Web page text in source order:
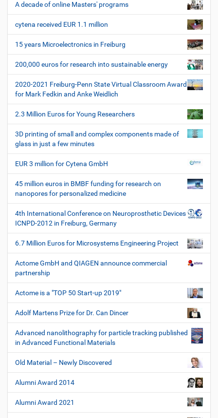
e
r
p
N
v
i
g
a
t
i
o
n
A decade of online Masters' programs
cytena received EUR 1.1 million
15 years Microelectronics in Freiburg
200,000 euros for research into sustainable energy
2020-2021 Freiburg-Penn State Virtual Classroom Award
for Mark Fedkin and Anke Weidlich
2.3 Million Euros for Young Researchers
3D printing of small and complex components made of
glass in just a few minutes
EUR 3 million for Cytena GmbH
45 million euros in BMBF funding for research on
nanopores for personalized medicine
4th International Conference on Neuroprosthetic Devices
ICNPD-2012 in Freiburg, Germany
6.7 Million Euros for Microsystems Engineering Project
Actome GmbH and QIAGEN announce commercial
partnership
Actome is a "TOP 50 Start-up 2019"
Adolf Martens Prize for Dr. Can Dincer
Advanced nanolithography for particle tracking published
in Advanced Functional Materials
Old Material – Newly Discovered
Alumni Award 2014
Alumni Award 2021